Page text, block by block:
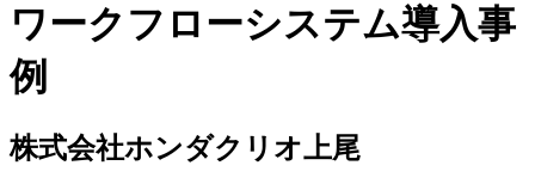
ワークフローシステム導入事
例
株式会社ホンダクリオ上尾